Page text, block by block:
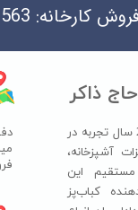
ذاکر
گروه صنعتی و بازرگانی حاج ذاکر با 20 سال تجربه در
آشپزخانه،
مستقیم این
کباب‌پز
کارخانه: 04533362563